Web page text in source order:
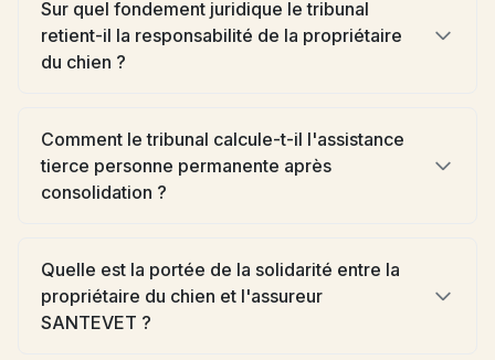
Sur quel fondement juridique le tribunal
retient-il la responsabilité de la propriétaire
du chien ?
Comment le tribunal calcule-t-il l'assistance
tierce personne permanente après
consolidation ?
Quelle est la portée de la solidarité entre la
propriétaire du chien et l'assureur
SANTEVET ?